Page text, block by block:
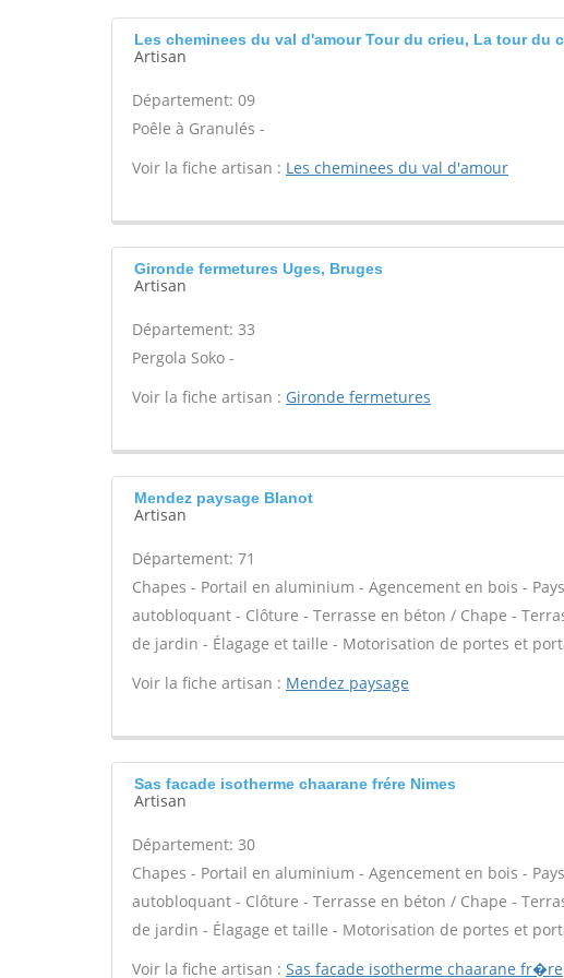
Les cheminees du val d'amour Tour du crieu, La tour du
Artisan
Département: 09
Poêle à Granulés -
Voir la fiche artisan : Les cheminees du val d'amour
Gironde fermetures Uges, Bruges
Artisan
Département: 33
Pergola Soko -
Voir la fiche artisan : Gironde fermetures
Mendez paysage Blanot
Artisan
Département: 71
Chapes - Portail en aluminium - Agencement en bois -
autobloquant - Clôture - Terrasse en béton / Chape -
de jardin - Élagage et taille - Motorisation de portes et
Voir la fiche artisan : Mendez paysage
Sas facade isotherme chaarane frére Nimes
Artisan
Département: 30
Chapes - Portail en aluminium - Agencement en bois -
autobloquant - Clôture - Terrasse en béton / Chape -
de jardin - Élagage et taille - Motorisation de portes et
Voir la fiche artisan : Sas facade isotherme chaarane fr�re